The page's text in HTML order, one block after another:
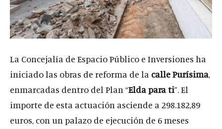
La Concejalía de Espacio Público e Inversiones ha
iniciado las obras de reforma de la calle Purísima,
enmarcadas dentro del Plan “Elda para ti”. El
importe de esta actuación asciende a 298.182,89
euros, con un palazo de ejecución de 6 meses